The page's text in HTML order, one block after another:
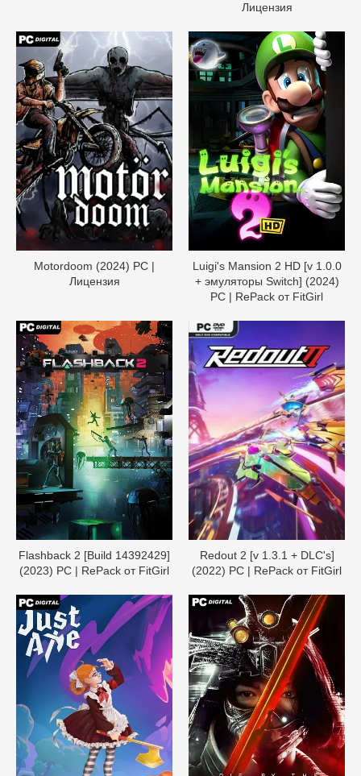
Лицензия
Motordoom (2024) PC |
Лицензия
Luigi's Mansion 2 HD [v 1.0.0
+ эмуляторы Switch] (2024)
PC | RePack от FitGirl
Flashback 2 [Build 14392429]
(2023) PC | RePack от FitGirl
Redout 2 [v 1.3.1 + DLC's]
(2022) PC | RePack от FitGirl